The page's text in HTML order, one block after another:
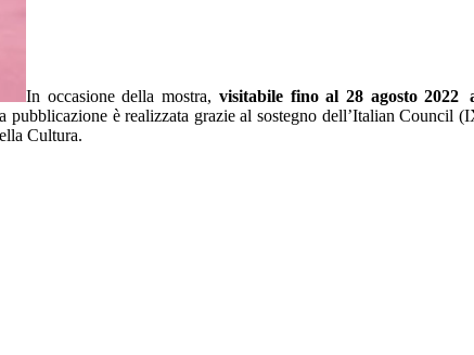
In occasione della mostra, visitabile fino al 28 agosto 2022
pubblicazione è realizzata grazie al sostegno dell’Italian Council
Cultura.